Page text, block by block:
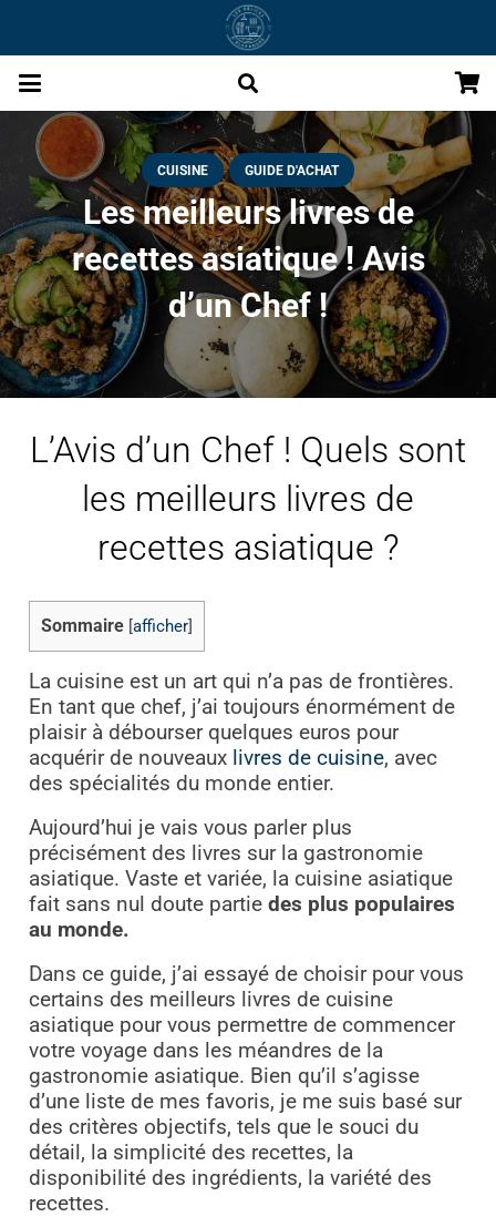
CUISINE GUIDE D'ACHAT
Les meilleurs livres de
recettes asiatique ! Avis
d’un Chef !
L’Avis d’un Chef ! Quels sont
les meilleurs livres de
recettes asiatique ?
Sommaire afficher]
La cuisine est un art qui n’a pas de frontières.
En tant que chef, j’ai toujours énormément de
plaisir à débourser quelques euros pour
acquérir de nouveaux livres de cuisine, avec
des spécialités du monde entier.
Aujourd’hui je vais vous parler plus
précisément des livres sur la gastronomie
asiatique. Vaste et variée, la cuisine asiatique
fait sans nul doute partie des plus populaires
au monde.
Dans ce guide, j’ai essayé de choisir pour vous
certains des meilleurs livres de cuisine
asiatique pour vous permettre de commencer
votre voyage dans les méandres de la
gastronomie asiatique. Bien qu’il s’agisse
d’une liste de mes favoris, je me suis basé sur
des critères objectifs, tels que le souci du
détail, la simplicité des recettes, la
disponibilité des ingrédients, la variété des
recettes.